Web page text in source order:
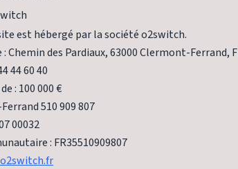
est hébergé par la société o2switch.
Chemin des Pardiaux, 63000 Clermont-Ferrand,
44 60 40
: 100 000 €
510 909 807
00032
: FR35510909807